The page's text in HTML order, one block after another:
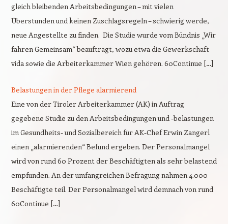
gleich bleibenden Arbeitsbedingungen – mit vielen
Überstunden und keinen Zuschlagsregeln – schwierig werde,
neue Angestellte zu finden. Die Studie wurde vom Bündnis „Wir
fahren Gemeinsam“ beauftragt, wozu etwa die Gewerkschaft
vida sowie die Arbeiterkammer Wien gehören. 60Continue […]
Belastungen in der Pflege alarmierend
Eine von der Tiroler Arbeiterkammer (AK) in Auftrag
gegebene Studie zu den Arbeitsbedingungen und -belastungen
im Gesundheits- und Sozialbereich für AK-Chef Erwin Zangerl
einen „alarmierenden“ Befund ergeben. Der Personalmangel
wird von rund 60 Prozent der Beschäftigten als sehr belastend
empfunden. An der umfangreichen Befragung nahmen 4.000
Beschäftigte teil. Der Personalmangel wird demnach von rund
60Continue […]